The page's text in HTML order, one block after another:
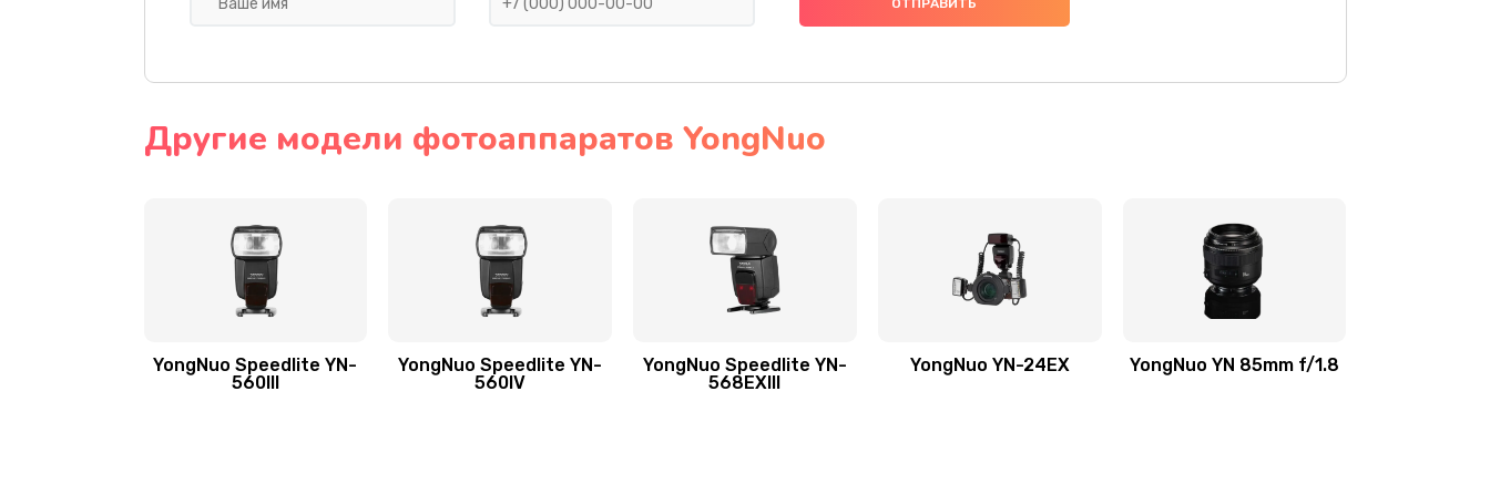
Другие модели фотоаппаратов YongNuo
YongNuo Speedlite YN-
560III
YongNuo Speedlite YN-
560IV
YongNuo Speedlite YN-
568EXIII
YongNuo YN-24EX YongNuo YN 85mm f/1.8